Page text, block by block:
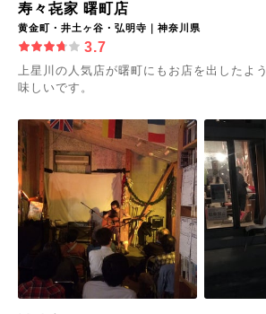
寿々㐂家 曙町店
黄金町・井土ヶ谷・弘明寺｜神奈川県
3.7
上星川の人気店が曙町にもお店を出したよ
味しいです。